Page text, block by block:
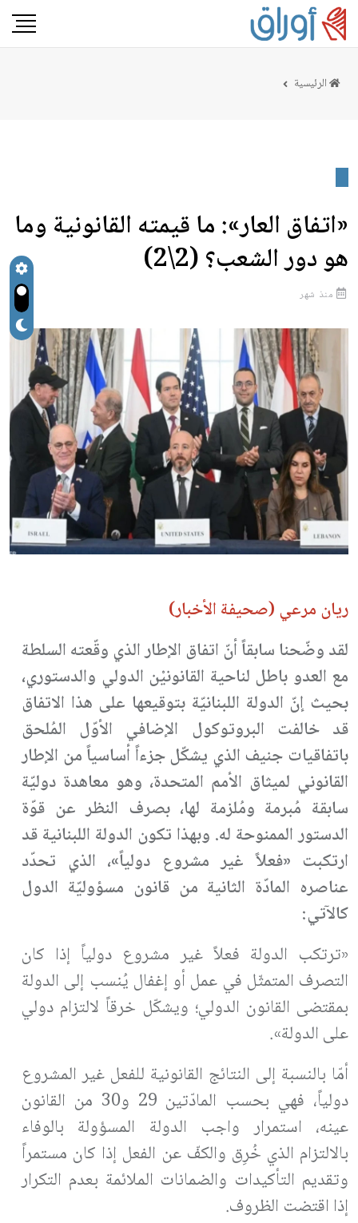
الرئيسية
«اتفاق العار»: ما قيمته القانونية وما
هو دور الشعب؟ (2\2)
منذ شهر
ريان مرعي (صحيفة الأخبار)
لقد وضّحنا سابقاً أنّ اتفاق الإطار الذي وقّعته السلطة
مع العدو باطل لناحية القانونيْن الدولي والدستوري،
بحيث إنّ الدولة اللبنانيّة بتوقيعها على هذا الاتفاق
قد خالفت البروتوكول الإضافي الأوّل المُلحق
باتفاقيات جنيف الذي يشكّل جزءاً أساسياً من الإطار
القانوني لميثاق الأمم المتحدة، وهو معاهدة دوليّة
سابقة مُبرمة ومُلزمة لها، بصرف النظر عن قوّة
الدستور الممنوحة له. وبهذا تكون الدولة اللبنانية قد
ارتكبت «فعلاً غير مشروع دولياً»، الذي تحدّد
عناصره المادّة الثانية من قانون مسؤوليّة الدول
كالآتي:
«ترتكب الدولة فعلاً غير مشروع دولياً إذا كان
التصرف المتمثّل في عمل أو إغفال يُنسب إلى الدولة
بمقتضى القانون الدولي؛ ويشكّل خرقاً لالتزام دولي
على الدولة».
أمّا بالنسبة إلى النتائج القانونية للفعل غير المشروع
دولياً، فهي بحسب المادّتين 29 و30 من القانون
عينه، استمرار واجب الدولة المسؤولة بالوفاء
بالالتزام الذي خُرِق والكفّ عن الفعل إذا كان مستمراً
وتقديم التأكيدات والضمانات الملائمة بعدم التكرار
إذا اقتضت الظروف.